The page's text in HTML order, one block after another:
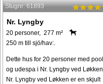
Stugnr: 61893
Nr. Lyngby
20 personer, 277 m²
250 m till sjö/hav:.
Dette hus for 20 personer med pool
og udespa i Nr. Lyngby ved Løkken
Nr. Lyngby ved Løkken er en skjult